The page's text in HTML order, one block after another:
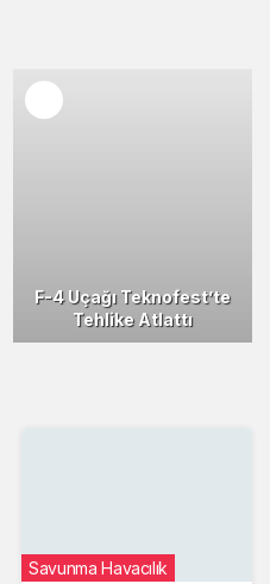
F-4 Uçağı Teknofest’te
Tehlike Atlattı
Savunma Havacılık